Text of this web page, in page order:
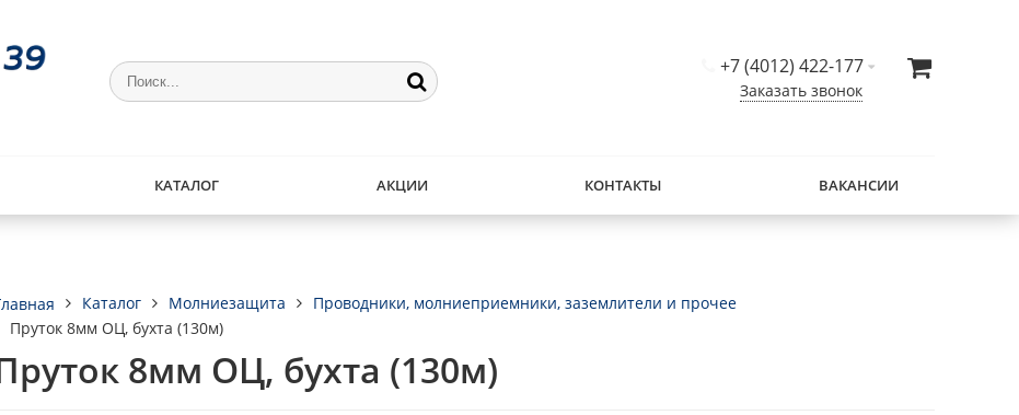
+7 (4012) 422-177
Заказать звонок
КАТАЛОГ АКЦИИ КОНТАКТЫ ВАКАНСИИ
Каталог Молниезащита
Проводники, молниеприемники, заземлители и прочее
Пруток 8мм ОЦ, бухта (130м)
8мм ОЦ, бухта (130м)